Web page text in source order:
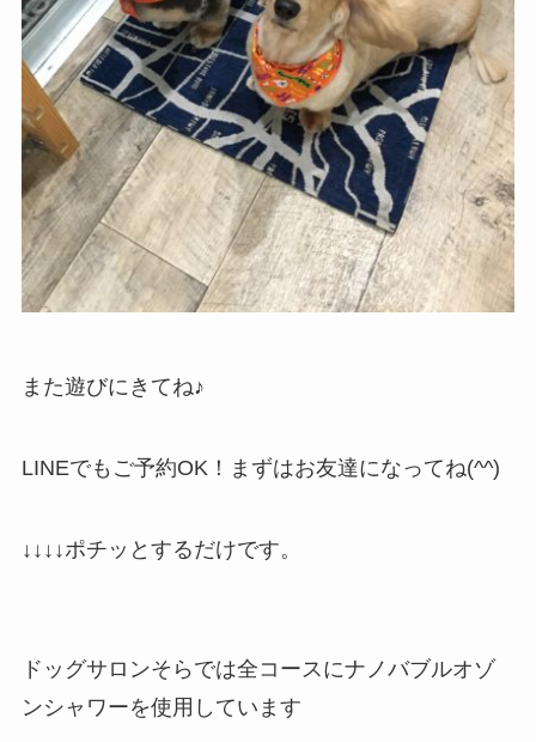
また遊びにきてね♪
LINEでもご予約OK！まずはお友達になってね(^^)
↓↓↓↓ポチッとするだけです。
ドッグサロンそらでは全コースにナノバブルオゾ
ンシャワーを使用しています